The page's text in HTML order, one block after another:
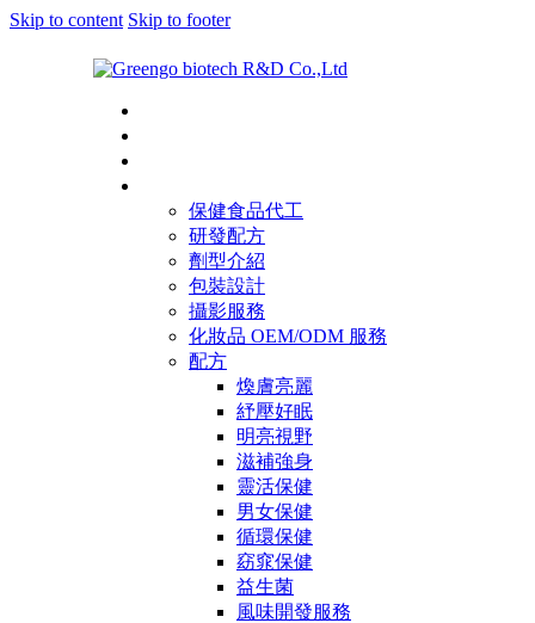
Skip to content Skip to footer
保健食品代工
研發配方
劑型介紹
包裝設計
攝影服務
化妝品 OEM/ODM 服務
配方
煥膚亮麗
紓壓好眠
明亮視野
滋補強身
靈活保健
男女保健
循環保健
窈窕保健
益生菌
風味開發服務